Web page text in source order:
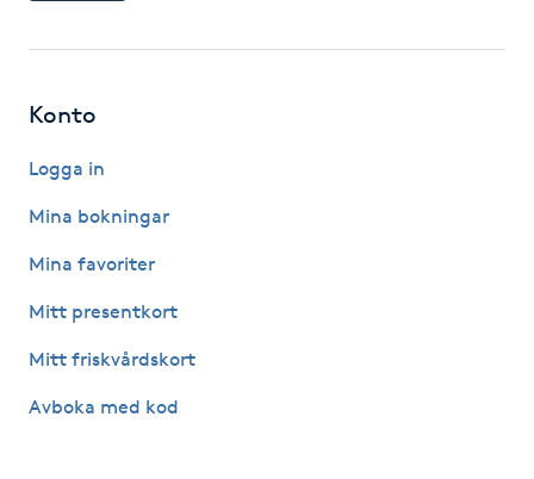
H
Hatha Yoga
Healing
Konto
Logga in
Mina bokningar
Mina favoriter
Mitt presentkort
Mitt friskvårdskort
Avboka med kod